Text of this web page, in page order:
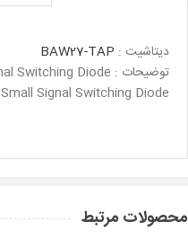
دیتاشیت : BAW27-TAP
توضیحات : Small Signal Switching Diode
Small Signal Switching Diode
محصولات مرتبط